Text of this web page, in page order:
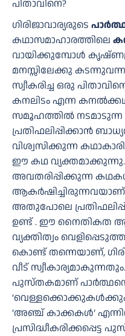
പിതാവിനെ?
ഗിരിജാവാര്യരുടെ
കഥാസമാഹാരത്തിലെ
വായിക്കുമ്പോൾ
മനസ്സിലേക്കു
സ്വീകരിച്ച ഒരു
കനലിടം എന്ന
സമൂഹത്തിൽ നടമാടുന്ന
പ്രതിഫലിപ്പിക്കാൻ
വിശ്വസിക്കുന്ന
ഈ കഥ വ്യക്തമാക്കുന്നു.
അവതരിപ്പിക്കുന്ന
അതുപോലെ
ഉണ്ട് . ഈ നൈതികത
വ്യക്തിത്വം
കൊണ്ട് തന്നെയാണ്,
വീട്
പുസ്തകമാണ് പാർത്ഥൻ്റെ
‘വെള്ളക്കൊക്കുകൾക്കും
‘അഞ്ച് കാക്കകൾ’
പ്രസിദ്ധീകരിക്കപ്പെട്ട